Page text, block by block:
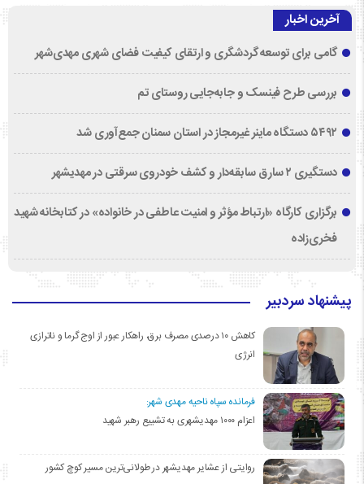
آخرین اخبار
گامی برای توسعه گردشگری و ارتقای کیفیت فضای شهری مهدی‌شهر
بررسی طرح فینسک و جابه‌جایی روستای تم
۵۴۹۲ دستگاه ماینر غیرمجاز در استان سمنان جمع‌آوری شد
دستگیری ۲ سارق سابقه‌دار و کشف خودروی سرقتی در مهدیشهر
برگزاری کارگاه «ارتباط مؤثر و امنیت عاطفی در خانواده» در کتابخانه شهید
فخری‌زاده
پیشنهاد سردبیر
کاهش ۱۰ درصدی مصرف برق، راهکار عبور از اوج گرما و ناترازی
انرژی
فرمانده سپاه ناحیه مهدی شهر:
اعزام ۱۰۰۰ مهدیشهری به تشییع رهبر شهید
روایتی از عشایر مهدیشهر در طولانی‌ترین مسیر کوچ کشور